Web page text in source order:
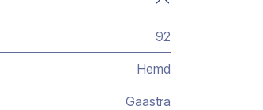
92
Hemd
Gaastra